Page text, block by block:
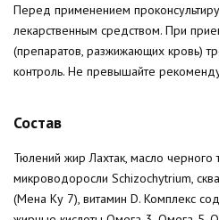
Перед применением
лекарственным средством. При
(препаратов, разжижающих кровь)
контроль. Не превышайте
Состав
Тюлений жир Лахтак, масло черного
микроводоросли Schizochytrium,
(Мена Ку 7), витамин D. Комплекс